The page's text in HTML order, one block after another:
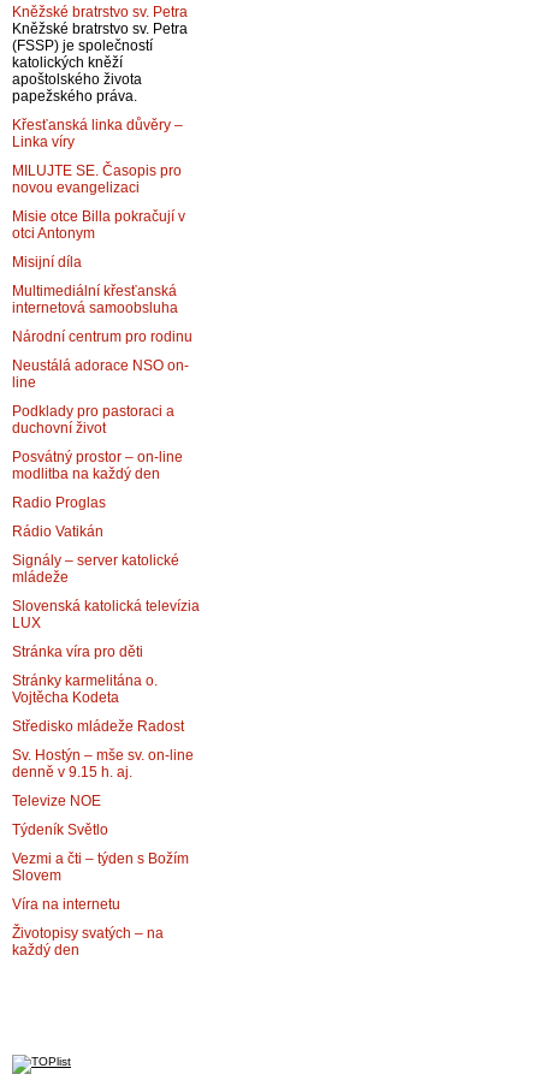
Kněžské bratrstvo sv. Petra
Kněžské bratrstvo sv. Petra
(FSSP) je společností
katolických kněží
apoštolského života
papežského práva.
Křesťanská linka důvěry –
Linka víry
MILUJTE SE. Časopis pro
novou evangelizaci
Misie otce Billa pokračují v
otci Antonym
Misijní díla
Multimediální křesťanská
internetová samoobsluha
Národní centrum pro rodinu
Neustálá adorace NSO on-
line
Podklady pro pastoraci a
duchovní život
Posvátný prostor – on-line
modlitba na každý den
Radio Proglas
Rádio Vatikán
Signály – server katolické
mládeže
Slovenská katolická televízia
LUX
Stránka víra pro děti
Stránky karmelitána o.
Vojtěcha Kodeta
Středisko mládeže Radost
Sv. Hostýn – mše sv. on-line
denně v 9.15 h. aj.
Televize NOE
Týdeník Světlo
Vezmi a čti – týden s Božím
Slovem
Víra na internetu
Životopisy svatých – na
každý den